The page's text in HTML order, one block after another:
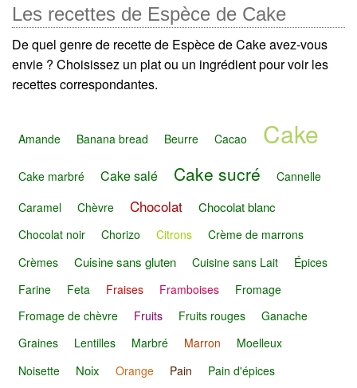
Les recettes de Espèce de Cake
De quel genre de recette de Espèce de Cake avez-vous
envie ? Choisissez un plat ou un ingrédient pour voir les
recettes correspondantes.
Amande Banana bread Beurre Cacao Cake
Cake marbré Cake salé Cake sucré
Cannelle
Caramel
Chèvre Chocolat Chocolat blanc
Chocolat noir Chorizo Citrons
Crème de marrons
Crèmes
Cuisine sans gluten Cuisine sans Lait
Épices
Farine
Feta Fraises Framboises
Fromage
Fromage de chèvre
Fruits Fruits rouges
Ganache
Graines
Lentilles Marbré Marron
Moelleux
Noisette
Noix Orange Pain
Pain d'épices